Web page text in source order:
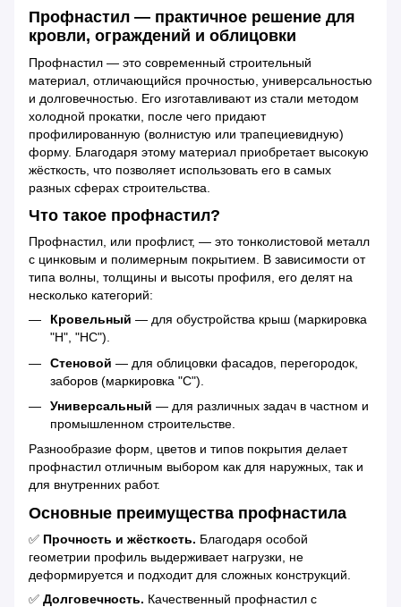
Профнастил — практичное решение для
кровли, ограждений и облицовки
Профнастил — это современный строительный
материал, отличающийся прочностью, универсальностью
и долговечностью. Его изготавливают из стали методом
холодной прокатки, после чего придают
профилированную (волнистую или трапециевидную)
форму. Благодаря этому материал приобретает высокую
жёсткость, что позволяет использовать его в самых
разных сферах строительства.
Что такое профнастил?
Профнастил, или профлист, — это тонколистовой металл
с цинковым и полимерным покрытием. В зависимости от
типа волны, толщины и высоты профиля, его делят на
несколько категорий:
Кровельный — для обустройства крыш (маркировка
"Н", "НС").
Стеновой — для облицовки фасадов, перегородок,
заборов (маркировка "С").
Универсальный — для различных задач в частном и
промышленном строительстве.
Разнообразие форм, цветов и типов покрытия делает
профнастил отличным выбором как для наружных, так и
для внутренних работ.
Основные преимущества профнастила
✅ Прочность и жёсткость. Благодаря особой
геометрии профиль выдерживает нагрузки, не
деформируется и подходит для сложных конструкций.
✅ Долговечность. Качественный профнастил с